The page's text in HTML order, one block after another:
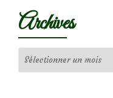
Archives